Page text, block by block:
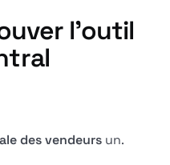
l'outil
des vendeurs un.